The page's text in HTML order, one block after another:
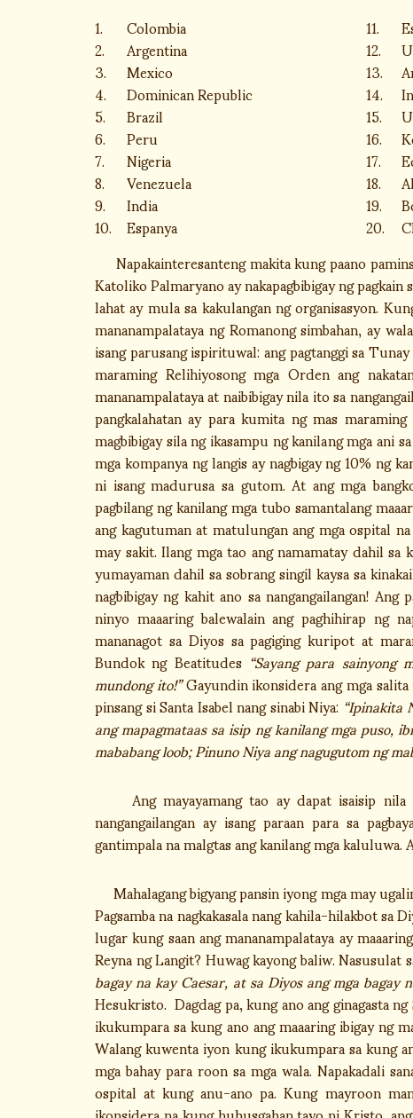
1. Colombia 11.
2. Argentina 12.
3. Mexico 13.
4. Dominican Republic 14.
5. Brazil 15.
6. Peru 16.
7. Nigeria 17.
8. Venezuela 18.
9. India 19.
10. Espanya 20.
Napakainteresanteng makita kung paano
Katoliko Palmaryano ay nakapagbibigay ng
lahat ay mula sa kakulangan ng organisasyon.
mananampalataya ng Romanong simbahan, ay
isang parusang ispirituwal: ang pagtanggi sa
maraming Relihiyosong mga Orden ang
mananampalataya at naibibigay nila ito sa
pangkalahatan ay para kumita ng mas
magbibigay sila ng ikasampu ng kanilang mga ani
mga kompanya ng langis ay nagbigay ng 10% ng
ni isang madurusa sa gutom. At ang mga
pagbilang ng kanilang mga tubo samantalang
ang kagutuman at matulungan ang mga ospital
may sakit. Ilang mga tao ang namamatay dahil
yumayaman dahil sa sobrang singil kaysa sa
nagbibigay ng kahit ano sa nangangailangan!
ninyo maaaring balewalain ang paghihirap ng
mananagot sa Diyos sa pagiging kuripot at
Bundok ng Beatitudes“Sayang para
mundong ito!”Gayundin ikonsidera ang mga
pinsang si Santa Isabel nang sinabi Niya:
ang mapagmataas sa isip ng kanilang mga puso,
mababang loob; Pinuno Niya ang nagugutom ng
Ang mayayamang tao ay dapat isaisip nila
nangangailangan ay isang paraan para sa
gantimpala na malgtas ang kanilang mga
Mahalagang bigyang pansin iyong mga may
Pagsamba na nagkakasala nang kahila-hilakbot sa
lugar kung saan ang mananampalataya ay
Reyna ng Langit? Huwag kayong baliw. Nasusulat
bagay na kay Caesar, at sa Diyos ang mga bagay
Hesukristo. Dagdag pa, kung ano ang ginagasta
ikukumpara sa kung ano ang maaaring ibigay ng
Walang kuwenta iyon kung ikukumpara sa kung
mga bahay para roon sa mga wala. Napakadali
ospital at kung anu-ano pa. Kung mayroon